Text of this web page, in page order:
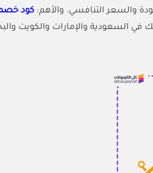
والسعر التنافسي. والأهم: كود
5% من مشترياتك في السعودية والإمارات والكويت